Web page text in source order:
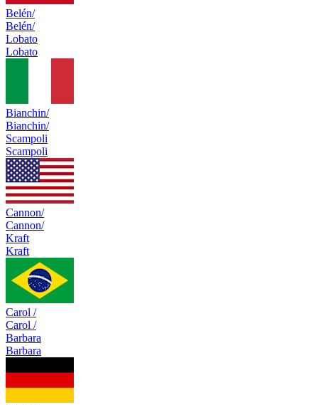
Belén/
Belén/
Lobato
Lobato
Bianchin/
Bianchin/
Scampoli
Scampoli
Cannon/
Cannon/
Kraft
Kraft
Carol /
Carol /
Barbara
Barbara